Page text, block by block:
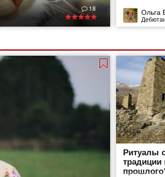
18 Ольга
Ритуалы
традиции